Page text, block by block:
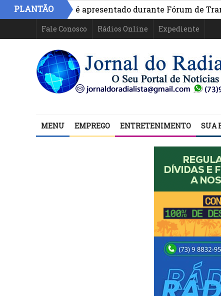
PLANTÃO
na Bahia é apresentado durante Fórum de
Fale Conosco Rádios Online Expediente
MENU EMPREGO ENTRETENIMENTO SUA